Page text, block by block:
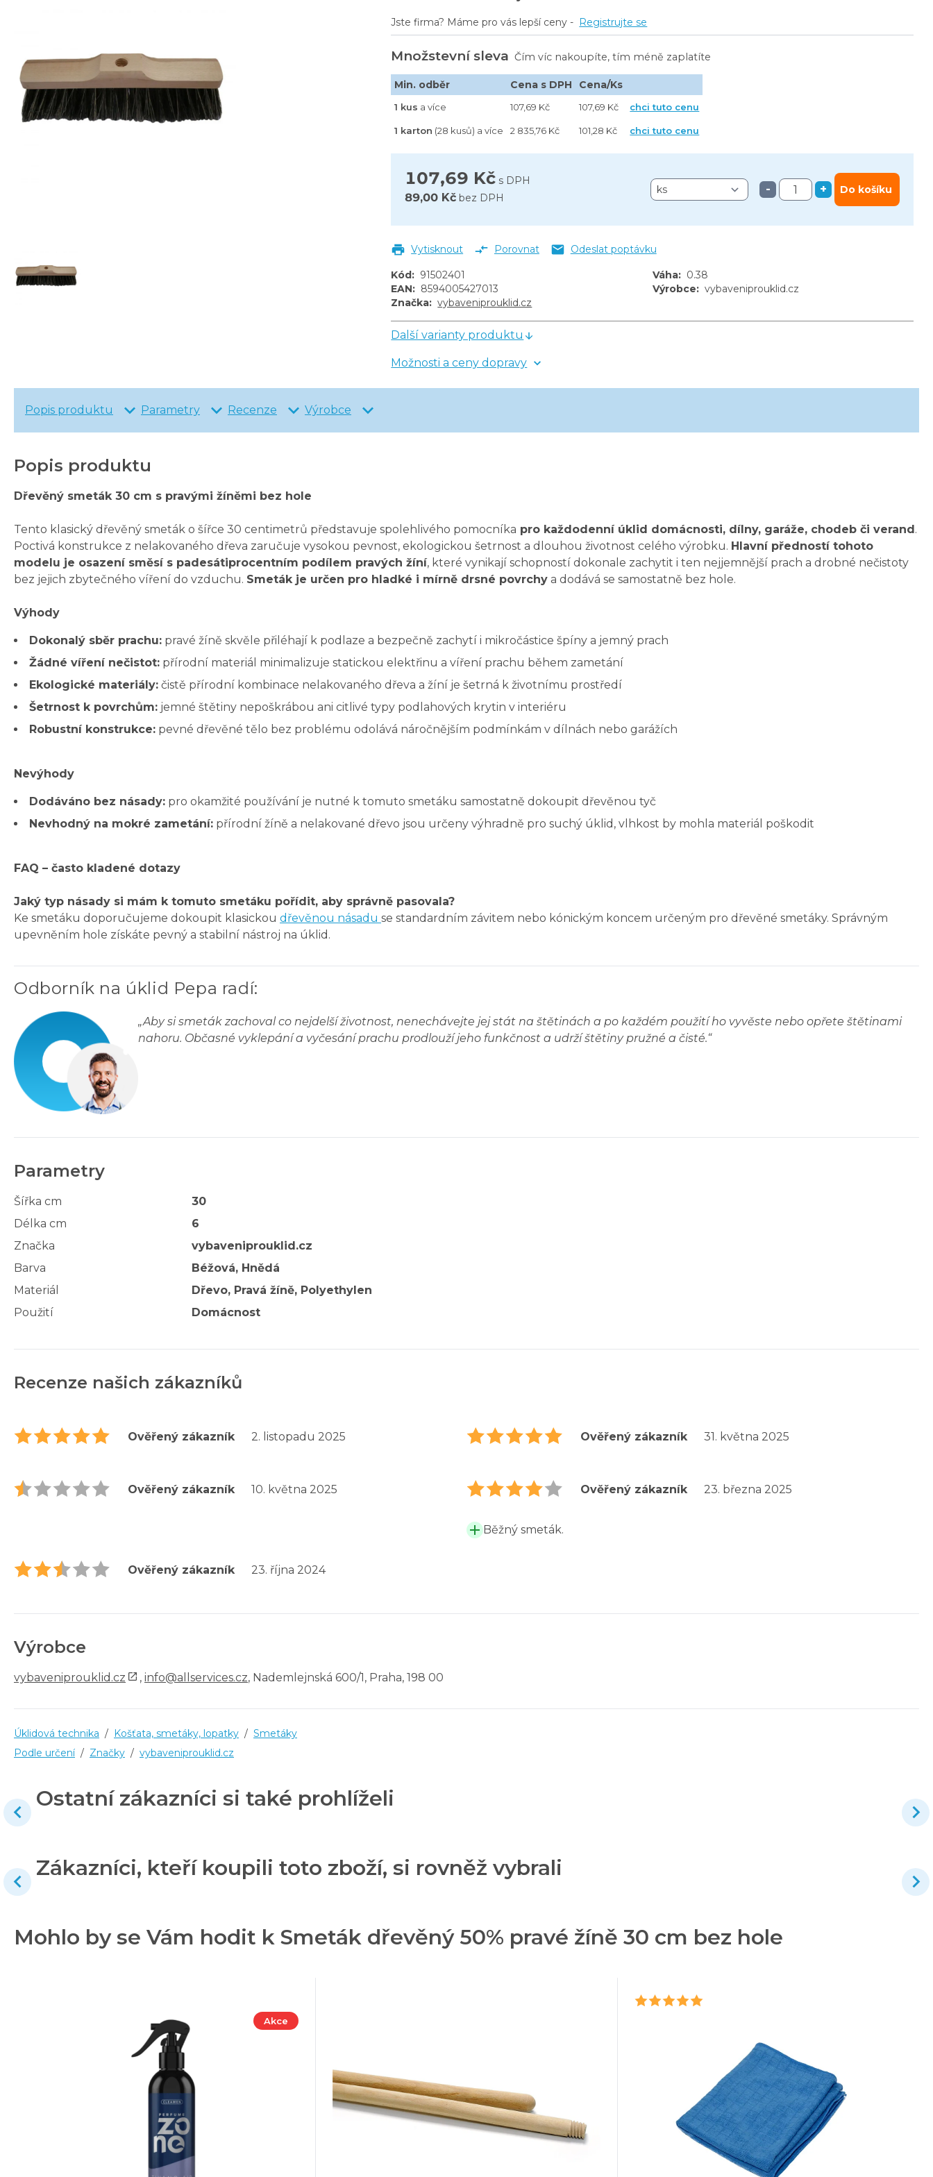
107,69 Kč s DPH
89,00 Kč bez DPH
- + Do košíku
Jste firma? Máme pro vás lepší ceny - Registrujte se
Množstevní sleva Čím víc nakoupíte, tím méně zaplatíte
Min. odběr Cena s DPH Cena/Ks
1 kus a více 107,69 Kč 107,69 Kč chci tuto cenu
1 karton (28 kusů) a více 2 835,76 Kč 101,28 Kč chci tuto cenu
Vytisknout Porovnat Odeslat poptávku
Kód: 91502401 Váha: 0.38
EAN: 8594005427013 Výrobce: vybaveniprouklid.cz
Značka: vybaveniprouklid.cz
Další varianty produktu
Možnosti a ceny dopravy
Popis produktu Parametry Recenze Výrobce
Popis produktu
Dřevěný smeták 30 cm s pravými žíněmi bez hole
Tento klasický dřevěný smeták o šířce 30 centimetrů představuje spolehlivého pomocníka pro každodenní úklid domácnosti, dílny, garáže, chodeb či verand .
Poctivá konstrukce z nelakovaného dřeva zaručuje vysokou pevnost, ekologickou šetrnost a dlouhou životnost celého výrobku. Hlavní předností tohoto
modelu je osazení směsí s padesátiprocentním podílem pravých žíní, které vynikají schopností dokonale zachytit i ten nejjemnější prach a drobné nečistoty
bez jejich zbytečného víření do vzduchu. Smeták je určen pro hladké i mírně drsné povrchy a dodává se samostatně bez hole.
Výhody
Dokonalý sběr prachu: pravé žíně skvěle přiléhají k podlaze a bezpečně zachytí i mikročástice špíny a jemný prach
Žádné víření nečistot: přírodní materiál minimalizuje statickou elektřinu a víření prachu během zametání
Ekologické materiály: čistě přírodní kombinace nelakovaného dřeva a žíní je šetrná k životnímu prostředí
Šetrnost k povrchům: jemné štětiny nepoškrábou ani citlivé typy podlahových krytin v interiéru
Robustní konstrukce: pevné dřevěné tělo bez problému odolává náročnějším podmínkám v dílnách nebo garážích
Nevýhody
Dodáváno bez násady: pro okamžité používání je nutné k tomuto smetáku samostatně dokoupit dřevěnou tyč
Nevhodný na mokré zametání: přírodní žíně a nelakované dřevo jsou určeny výhradně pro suchý úklid, vlhkost by mohla materiál poškodit
FAQ – často kladené dotazy
Jaký typ násady si mám k tomuto smetáku pořídit, aby správně pasovala?
Ke smetáku doporučujeme dokoupit klasickou dřevěnou násadu se standardním závitem nebo kónickým koncem určeným pro dřevěné smetáky. Správným
upevněním hole získáte pevný a stabilní nástroj na úklid.
Odborník na úklid Pepa radí:
„Aby si smeták zachoval co nejdelší životnost, nenechávejte jej stát na štětinách a po každém použití ho vyvěste nebo opřete štětinami
nahoru. Občasné vyklepání a vyčesání prachu prodlouží jeho funkčnost a udrží štětiny pružné a čisté.“
Parametry
Šířka cm
30
Délka cm
6
Značka
vybaveniprouklid.cz
Barva
Béžová, Hnědá
Materiál
Dřevo, Pravá žíně, Polyethylen
Použití
Domácnost
Recenze našich zákazníků
Ověřený zákazník 2. listopadu 2025 Ověřený zákazník 31. května 2025
Ověřený zákazník 10. května 2025 Ověřený zákazník 23. března 2025
Běžný smeták.
Ověřený zákazník 23. října 2024
Výrobce
vybaveniprouklid.cz , info@allservices.cz, Nademlejnská 600/1, Praha, 198 00
Úklidová technika / Košťata, smetáky, lopatky / Smetáky
Podle určení / Značky / vybaveniprouklid.cz
Ostatní zákazníci si také prohlíželi
Zákazníci, kteří koupili toto zboží, si rovněž vybrali
Mohlo by se Vám hodit k Smeták dřevěný 50% pravé žíně 30 cm bez hole
Akce